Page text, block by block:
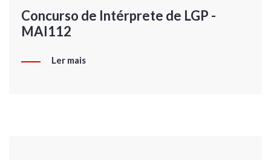
Concurso de Intérprete de LGP -
MAI112
Ler mais